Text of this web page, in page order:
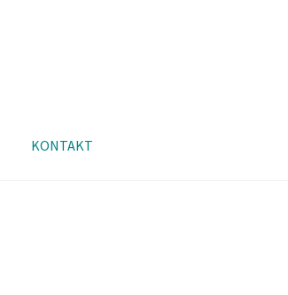
KONTAKT